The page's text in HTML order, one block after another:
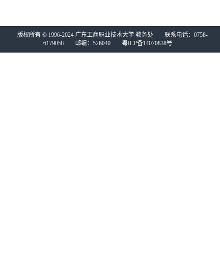
版权所有 © 1996-2024 广东工商职业技术大学 教务处
联系电话：0758-
6179058
邮编：526040 粤ICP备14070838号